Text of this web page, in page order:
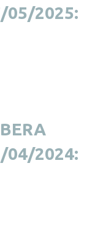
05/2025:
04/2024: